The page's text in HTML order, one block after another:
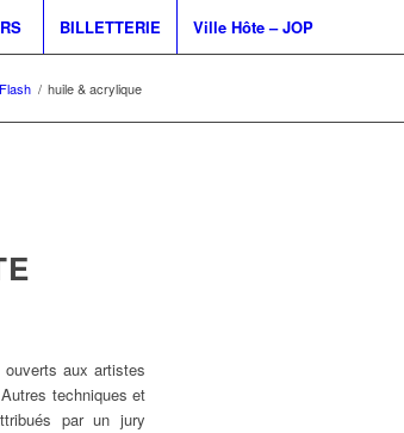
BILLETTERIE Ville Hôte – JOP
/ huile & acrylique
aux artistes
techniques et
par un jury